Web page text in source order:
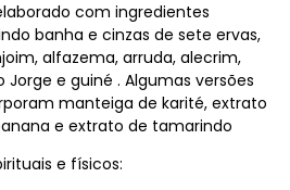
com ingredientes
banha e cinzas de sete ervas,
alfazema, arruda, alecrim,
Jorge e guiné . Algumas versões
manteiga de karité, extrato
e extrato de tamarindo
e físicos: